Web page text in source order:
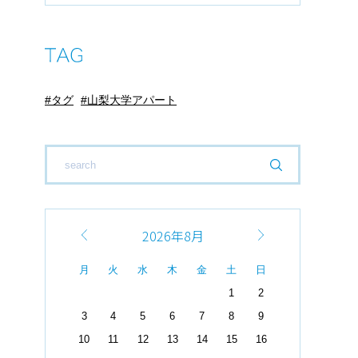
タグ 山梨大学アパート
2026年8月
月 火 水 木 金 土
日
1
2
3
4 5 6 7 8
9
10
11 12 13 14 15
16